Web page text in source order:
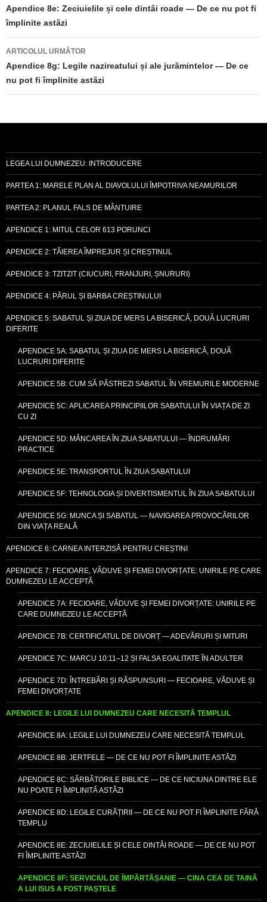
în
articole
Apendice 8e: Zeciuielile și cele dintâi roade — De ce nu pot fi
împlinite astăzi
ARTICOLUL URMĂTOR
Apendice 8g: Legile nazireatului și ale jurămintelor — De ce
nu pot fi împlinite astăzi
LEGEA LUI DUMNEZEU: INTRODUCERE
PARTEA 1: MARELE PLAN AL DIAVOLULUI ÎMPOTRIVA NEAMURILOR
PARTEA 2: PLANUL FALS DE MÂNTUIRE
APENDICE 1: MITUL CELOR 613 PORUNCI
APENDICE 2: TĂIEREA ÎMPREJUR ȘI CREȘTINUL
APENDICE 3: TZITZIT (CIUCURI, FRANJURI, ȘNURURI)
APENDICE 4: PĂRUL ȘI BARBA CREȘTINULUI
APENDICE 5: SABATUL ȘI ZIUA DE MERS LA BISERICĂ, DOUĂ LUCRURI
DIFERITE
APENDICE 5A: SABATUL ȘI ZIUA DE MERS LA BISERICĂ, DOUĂ
LUCRURI DIFERITE
APENDICE 5B: CUM SĂ PĂSTREZI SABATUL ÎN VREMURILE MODERNE
APENDICE 5C: APLICAREA PRINCIPIILOR SABATULUI ÎN VIAȚA DE ZI
CU ZI
APENDICE 5D: MÂNCAREA ÎN ZIUA SABATULUI — ÎNDRUMĂRI
PRACTICE
APENDICE 5E: TRANSPORTUL ÎN ZIUA SABATULUI
APENDICE 5F: TEHNOLOGIA ȘI DIVERTISMENTUL ÎN ZIUA SABATULUI
APENDICE 5G: MUNCA ȘI SABATUL — NAVIGAREA PROVOCĂRILOR
DIN VIAȚA REALĂ
APENDICE 6: CARNEA INTERZISĂ PENTRU CREȘTINI
APENDICE 7: FECIOARE, VĂDUVE ȘI FEMEI DIVORȚATE: UNIRILE PE CARE
DUMNEZEU LE ACCEPTĂ
APENDICE 7A: FECIOARE, VĂDUVE ȘI FEMEI DIVORȚATE: UNIRILE PE
CARE DUMNEZEU LE ACCEPTĂ
APENDICE 7B: CERTIFICATUL DE DIVORȚ — ADEVĂRURI ȘI MITURI
APENDICE 7C: MARCU 10:11–12 ȘI FALSA EGALITATE ÎN ADULTER
APENDICE 7D: ÎNTREBĂRI ȘI RĂSPUNSURI — FECIOARE, VĂDUVE ȘI
FEMEI DIVORȚATE
APENDICE 8: LEGILE LUI DUMNEZEU CARE NECESITĂ TEMPLUL
APENDICE 8A: LEGILE LUI DUMNEZEU CARE NECESITĂ TEMPLUL
APENDICE 8B: JERTFELE — DE CE NU POT FI ÎMPLINITE ASTĂZI
APENDICE 8C: SĂRBĂTORILE BIBLICE — DE CE NICIUNA DINTRE ELE
NU POATE FI ÎMPLINITĂ ASTĂZI
APENDICE 8D: LEGILE CURĂȚIRII — DE CE NU POT FI ÎMPLINITE FĂRĂ
TEMPLU
APENDICE 8E: ZECIUIELILE ȘI CELE DINTÂI ROADE — DE CE NU POT
FI ÎMPLINITE ASTĂZI
APENDICE 8F: SERVICIUL DE ÎMPĂRTĂȘANIE — CINA CEA DE TAINĂ
A LUI ISUS A FOST PAȘTELE